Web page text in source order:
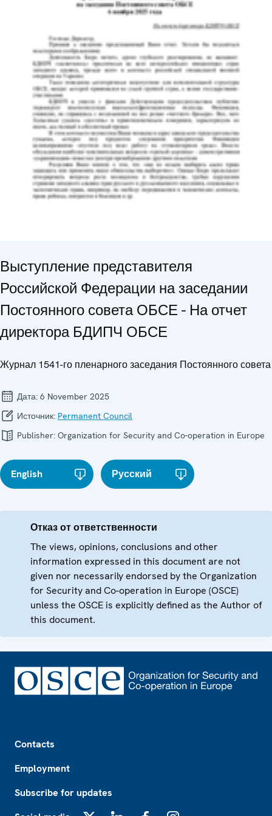
Выступление представителя
Российской Федерации на заседании
Постоянного совета ОБСЕ - На отчет
директора БДИПЧ ОБСЕ
Журнал 1541-го пленарного заседания Постоянного совета
Дата: 6 November 2025
Источник: Permanent Council
Publisher: Organization for Security and Co-operation in Europe
English Русский
Отказ от ответственности
The views, opinions, conclusions and other
information expressed in this document are not
given nor necessarily endorsed by the Organization
for Security and Co-operation in Europe (OSCE)
unless the OSCE is explicitly defined as the Author of
this document.
Contacts
Employment
Subscribe for updates